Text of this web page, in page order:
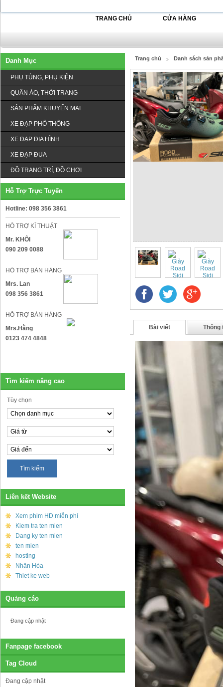
TRANG CHỦ CỬA HÀNG
Trang chủ Danh sách sản
Bài viết Thông
Danh Mục
PHỤ TÙNG, PHỤ KIỆN
QUẦN ÁO, THỜI TRANG
SẢN PHẨM KHUYẾN MẠI
XE ĐẠP PHỔ THÔNG
XE ĐẠP ĐỊA HÌNH
XE ĐẠP ĐUA
ĐỒ TRANG TRÍ, ĐỒ CHƠI
Hỗ Trợ Trực Tuyến
Hotline: 098 356 3861
HỖ TRỢ KĨ THUẬT
Mr. KHÔI
090 209 0088
HỖ TRỢ BÁN HÀNG
Mrs. Lan
098 356 3861
HỖ TRỢ BÁN HÀNG
Mrs.Hằng
0123 474 4848
Tìm kiếm nâng cao
Tùy chọn
Liên kết Website
Xem phim HD miễn phí
Kiem tra ten mien
Dang ky ten mien
ten mien
hosting
Nhân Hòa
Thiet ke web
Quảng cáo
Đang cập nhật
Fanpage facebook
Tag Cloud
Đang cập nhật